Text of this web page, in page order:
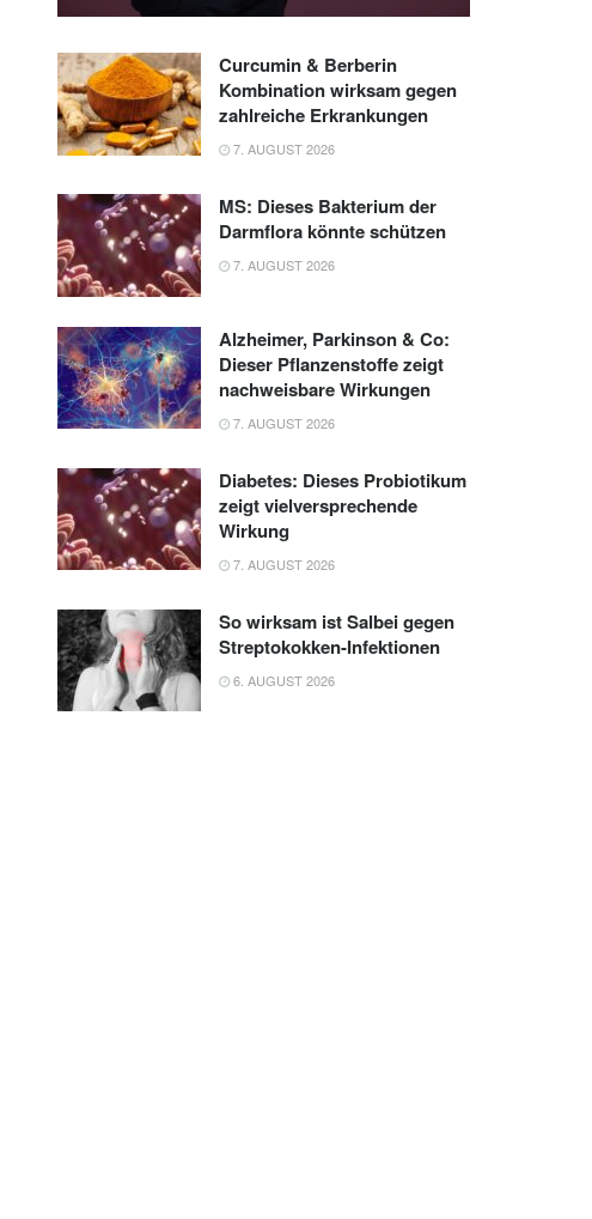
Curcumin & Berberin
Kombination wirksam gegen
zahlreiche Erkrankungen
7. AUGUST 2026
MS: Dieses Bakterium der
Darmflora könnte schützen
7. AUGUST 2026
Alzheimer, Parkinson & Co:
Dieser Pflanzenstoffe zeigt
nachweisbare Wirkungen
7. AUGUST 2026
Diabetes: Dieses Probiotikum
zeigt vielversprechende
Wirkung
7. AUGUST 2026
So wirksam ist Salbei gegen
Streptokokken-Infektionen
6. AUGUST 2026